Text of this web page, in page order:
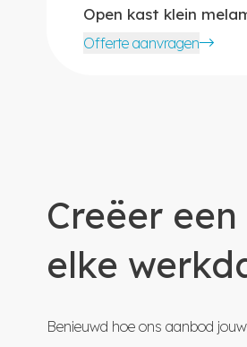
Open kast klein
Offerte aanvragen
Creëer
elke
Benieuwd hoe ons aanbod